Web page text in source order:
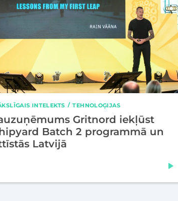
INTELEKTS TEHNOLOĢIJAS
Gritnord iekļūst
Batch 2 programmā un
Latvijā